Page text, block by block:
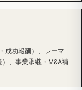
成功報酬）、レーマ
、事業承継・M&A補